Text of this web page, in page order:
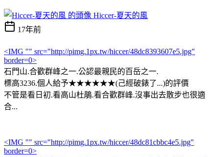
Hiccer-夏天的風
17年前
<IMG "" src="http://pimg.1px.tw/hiccer/48dc8393607e5.jpg"
border=0>
石門山.合歡群峰之一.公認最親民的百岳之一.
標高3236.個人給予★★★★★★(己經破錶了...)的評價
不管是看日初.看高山杜鵑.看合歡群峰.沒事出去散步也很適
合...
<IMG "" src="http://pimg.1px.tw/hiccer/48dc81cbbc4e5.jpg"
border=0>